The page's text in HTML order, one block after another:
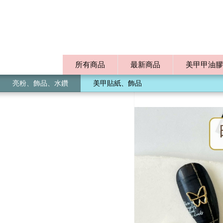
所有商品 最新商品 美甲甲油
亮粉、飾品、水鑽 美甲貼紙、飾品